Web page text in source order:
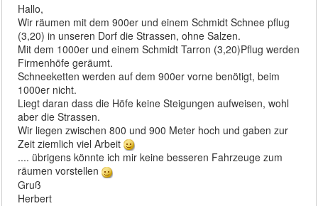
Hallo,
Wir räumen mit dem 900er und einem Schmidt Schnee pflug
(3,20) in unseren Dorf die Strassen, ohne Salzen.
Mit dem 1000er und einem Schmidt Tarron (3,20)Pflug werden
Firmenhöfe geräumt.
Schneeketten werden auf dem 900er vorne benötigt, beim
1000er nicht.
Liegt daran dass die Höfe keine Steigungen aufweisen, wohl
aber die Strassen.
Wir liegen zwischen 800 und 900 Meter hoch und gaben zur
Zeit ziemlich viel Arbeit
.... übrigens könnte ich mir keine besseren Fahrzeuge zum
räumen vorstellen
Gruß
Herbert